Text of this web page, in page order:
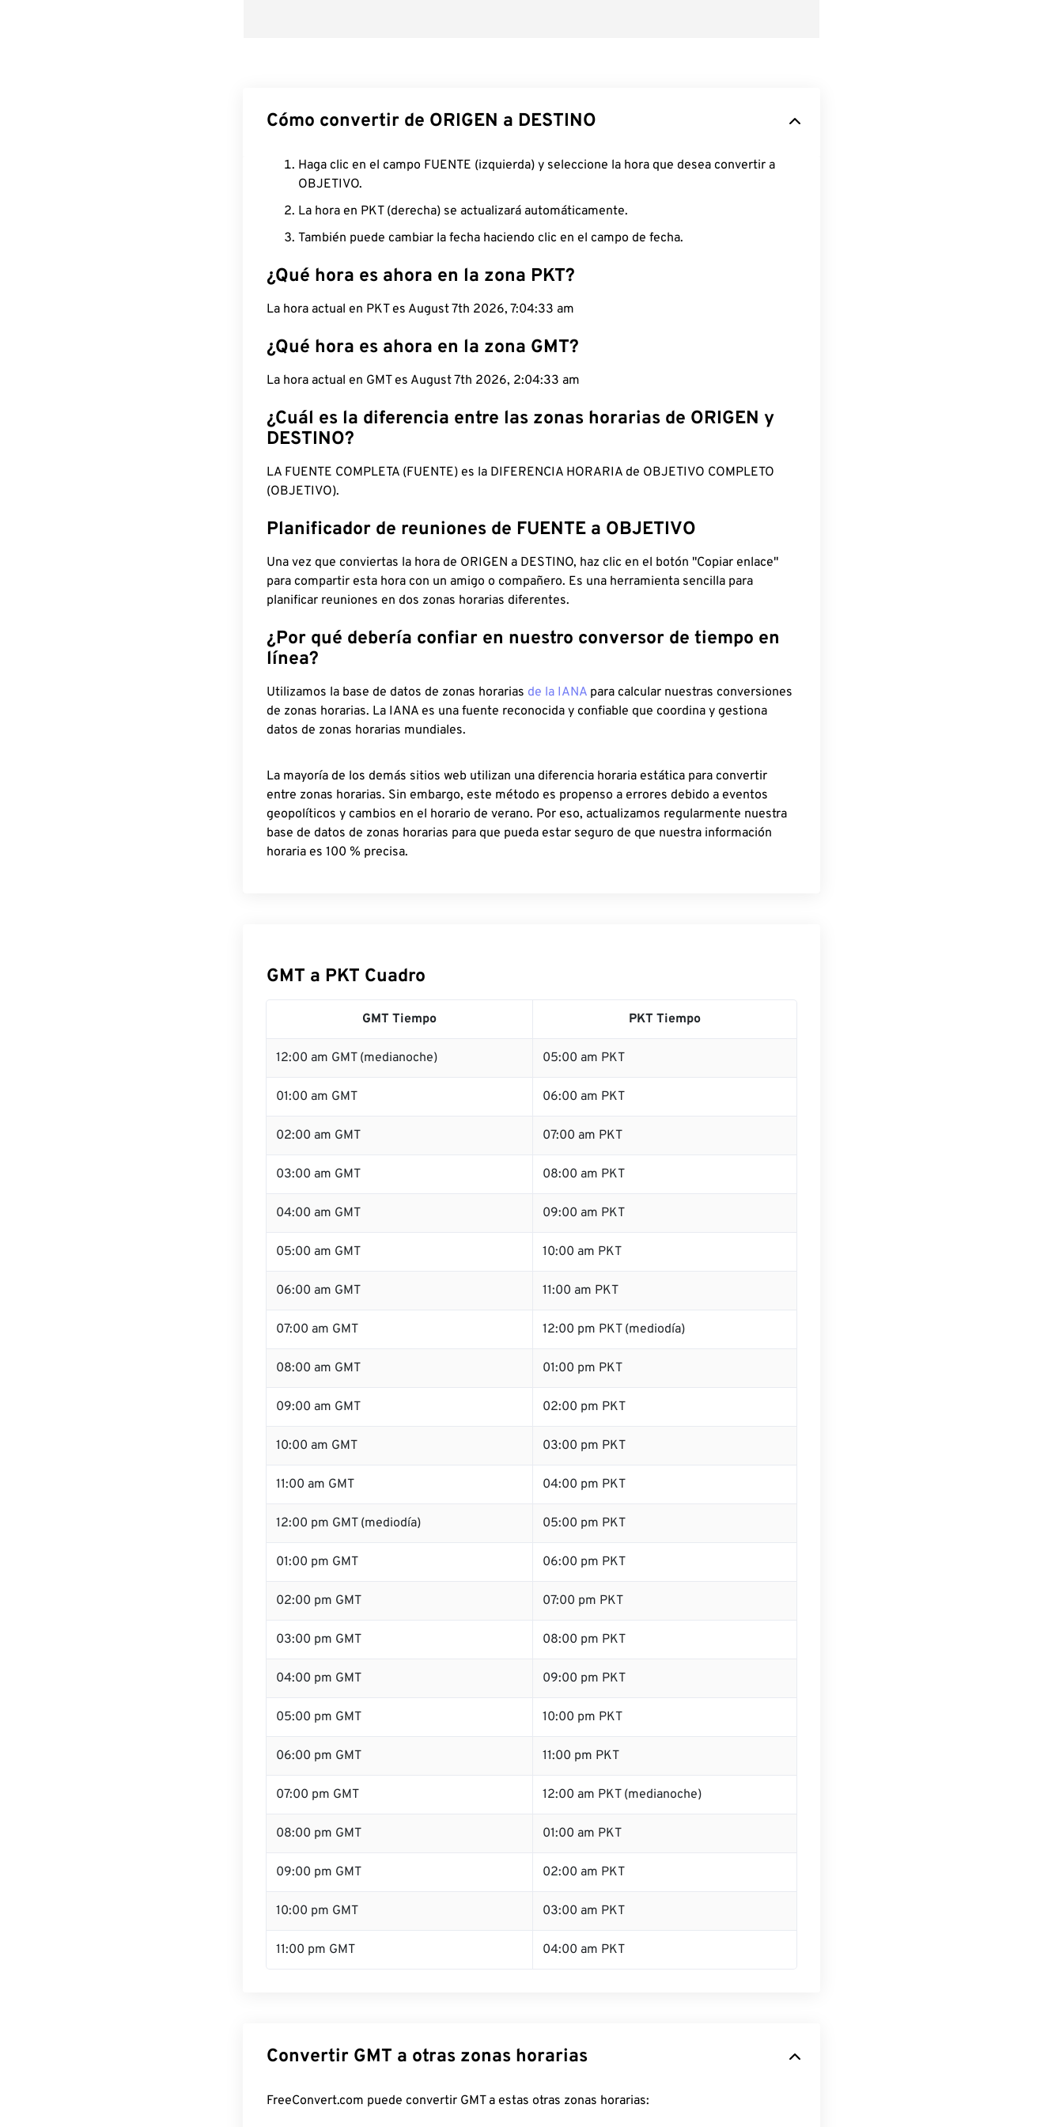
Cómo convertir de ORIGEN a DESTINO
Haga clic en el campo FUENTE (izquierda) y seleccione la hora que desea convertir a
OBJETIVO.
La hora en PKT (derecha) se actualizará automáticamente.
También puede cambiar la fecha haciendo clic en el campo de fecha.
¿Qué hora es ahora en la zona PKT?
La hora actual en PKT es August 7th 2026, 7:04:34 am
¿Qué hora es ahora en la zona GMT?
La hora actual en GMT es August 7th 2026, 2:04:34 am
¿Cuál es la diferencia entre las zonas horarias de ORIGEN y
DESTINO?
LA FUENTE COMPLETA (FUENTE) es la DIFERENCIA HORARIA de OBJETIVO COMPLETO
(OBJETIVO).
Planificador de reuniones de FUENTE a OBJETIVO
Una vez que conviertas la hora de ORIGEN a DESTINO, haz clic en el botón "Copiar enlace"
para compartir esta hora con un amigo o compañero. Es una herramienta sencilla para
planificar reuniones en dos zonas horarias diferentes.
¿Por qué debería confiar en nuestro conversor de tiempo en
línea?
Utilizamos la base de datos de zonas horarias de la IANA para calcular nuestras conversiones
de zonas horarias. La IANA es una fuente reconocida y confiable que coordina y gestiona
datos de zonas horarias mundiales.
La mayoría de los demás sitios web utilizan una diferencia horaria estática para convertir
entre zonas horarias. Sin embargo, este método es propenso a errores debido a eventos
geopolíticos y cambios en el horario de verano. Por eso, actualizamos regularmente nuestra
base de datos de zonas horarias para que pueda estar seguro de que nuestra información
horaria es 100 % precisa.
GMT a PKT Cuadro
GMT Tiempo PKT Tiempo
12:00 am GMT (medianoche) 05:00 am PKT
01:00 am GMT 06:00 am PKT
02:00 am GMT 07:00 am PKT
03:00 am GMT 08:00 am PKT
04:00 am GMT 09:00 am PKT
05:00 am GMT 10:00 am PKT
06:00 am GMT 11:00 am PKT
07:00 am GMT 12:00 pm PKT (mediodía)
08:00 am GMT 01:00 pm PKT
09:00 am GMT 02:00 pm PKT
10:00 am GMT 03:00 pm PKT
11:00 am GMT 04:00 pm PKT
12:00 pm GMT (mediodía) 05:00 pm PKT
01:00 pm GMT 06:00 pm PKT
02:00 pm GMT 07:00 pm PKT
03:00 pm GMT 08:00 pm PKT
04:00 pm GMT 09:00 pm PKT
05:00 pm GMT 10:00 pm PKT
06:00 pm GMT 11:00 pm PKT
07:00 pm GMT 12:00 am PKT (medianoche)
08:00 pm GMT 01:00 am PKT
09:00 pm GMT 02:00 am PKT
10:00 pm GMT 03:00 am PKT
11:00 pm GMT 04:00 am PKT
Convertir GMT a otras zonas horarias
FreeConvert.com puede convertir GMT a estas otras zonas horarias: